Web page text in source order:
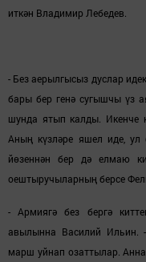
иткән Владимир Лебедев.
- Без аерылгысыз дуслар
бары бер генә сугышчы үз
шунда ятып калды. Икенче
Аның күзләре яшел иде, ул
йөзеннән бер дә елмаю
оештыручыларның берсе
- Армиягә без бергә
авылынна Василий Ильин.-
марш уйнап озаттылар.